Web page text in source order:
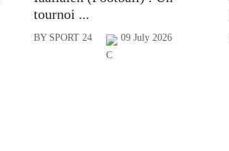
tournoi ...
BY SPORT 24 09 July 2026